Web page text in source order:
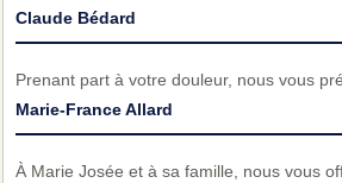
Claude Bédard
Prenant part à votre douleur, nous vous
Marie-France Allard
À Marie Josée et à sa famille, nous vous